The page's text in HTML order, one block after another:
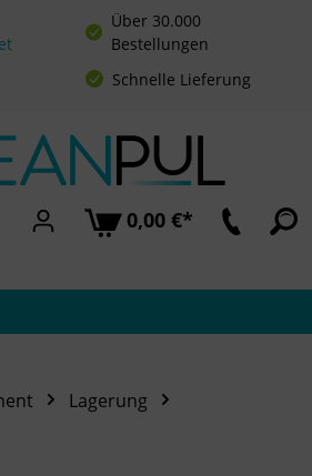
Über 30.000
Bestellungen
Schnelle Lieferung
0,00 €*
Lagerung